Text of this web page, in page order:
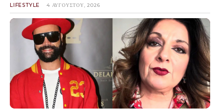
LIFESTYLE 4 ΑΥΓΟΎΣΤΟΥ, 2026